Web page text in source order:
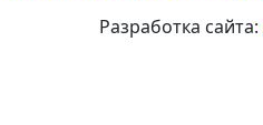
Разработка сайта: